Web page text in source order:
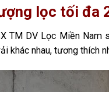
lọc tối đa
TM DV Lọc Miền Nam
khác nhau, tương thích